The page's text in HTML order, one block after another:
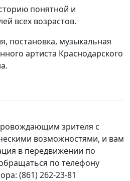
понятной и
всех возрастов.
постановка, музыкальная
артиста Краснодарского
зрителя с
возможностями, и вам
в передвижении по
по телефону
(861) 262-23-81